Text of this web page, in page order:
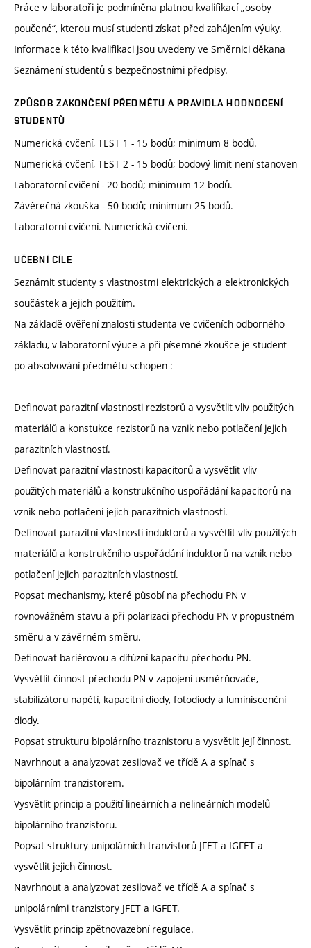
Práce v laboratoři je podmíněna platnou kvalifikací „osoby
poučené“, kterou musí studenti získat před zahájením výuky.
Informace k této kvalifikaci jsou uvedeny ve Směrnici děkana
Seznámení studentů s bezpečnostními předpisy.
ZPŮSOB ZAKONČENÍ PŘEDMĚTU A PRAVIDLA HODNOCENÍ
STUDENTŮ
Numerická cvčení, TEST 1 - 15 bodů; minimum 8 bodů.
Numerická cvčení, TEST 2 - 15 bodů; bodový limit není stanoven
Laboratorní cvičení - 20 bodů; minimum 12 bodů.
Závěrečná zkouška - 50 bodů; minimum 25 bodů.
Laboratorní cvičení. Numerická cvičení.
UČEBNÍ CÍLE
Seznámit studenty s vlastnostmi elektrických a elektronických
součástek a jejich použitím.
Na základě ověření znalosti studenta ve cvičeních odborného
základu, v laboratorní výuce a při písemné zkoušce je student
po absolvování předmětu schopen :
Definovat parazitní vlastnosti rezistorů a vysvětlit vliv použitých
materiálů a konstukce rezistorů na vznik nebo potlačení jejich
parazitních vlastností.
Definovat parazitní vlastnosti kapacitorů a vysvětlit vliv
použitých materiálů a konstrukčního uspořádání kapacitorů na
vznik nebo potlačení jejich parazitních vlastností.
Definovat parazitní vlastnosti induktorů a vysvětlit vliv použitých
materiálů a konstrukčního uspořádání induktorů na vznik nebo
potlačení jejich parazitních vlastností.
Popsat mechanismy, které působí na přechodu PN v
rovnovážném stavu a při polarizaci přechodu PN v propustném
směru a v závěrném směru.
Definovat bariérovou a difúzní kapacitu přechodu PN.
Vysvětlit činnost přechodu PN v zapojení usměrňovače,
stabilizátoru napětí, kapacitní diody, fotodiody a luminiscenční
diody.
Popsat strukturu bipolárního traznistoru a vysvětlit její činnost.
Navrhnout a analyzovat zesilovač ve třídě A a spínač s
bipolárním tranzistorem.
Vysvětlit princip a použití lineárních a nelineárních modelů
bipolárního tranzistoru.
Popsat struktury unipolárních tranzistorů JFET a IGFET a
vysvětlit jejich činnost.
Navrhnout a analyzovat zesilovač ve třídě A a spínač s
unipolárními tranzistory JFET a IGFET.
Vysvětlit princip zpětnovazební regulace.